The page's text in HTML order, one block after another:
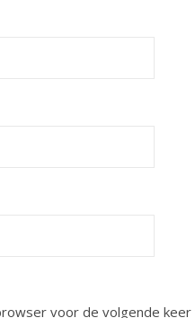
voor de volgende